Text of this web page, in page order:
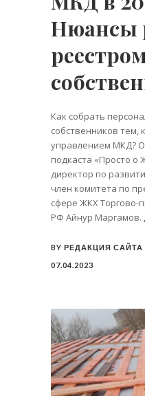
Нюансы
Как собрать
собственников тем,
управлением МКД?
подкаста «Просто о
директор по
член комитета по
сфере ЖКХ
РФ Айнур Маргамов.
BY РЕДАКЦИЯ
07.04.2023